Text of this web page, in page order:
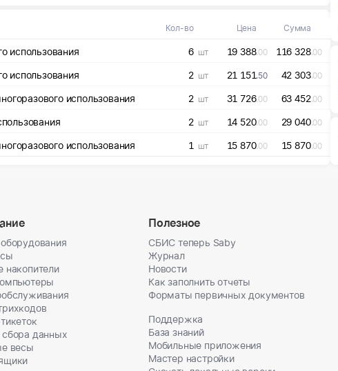
Кол-во Цена Сумма
использования 6 шт 19 388.00 116 328.00
использования 2 шт 21 151.50 42 303.00
использования 2 шт 31 726.00 63 452.00
2 шт 14 520.00 29 040.00
использования 1 шт 15 870.00 15 870.00
накопители
данных
весы
Полезное
СБИС теперь Saby
Журнал
Новости
Как заполнить отчеты
Форматы первичных документов
Поддержка
База знаний
Мобильные приложения
Мастер настройки